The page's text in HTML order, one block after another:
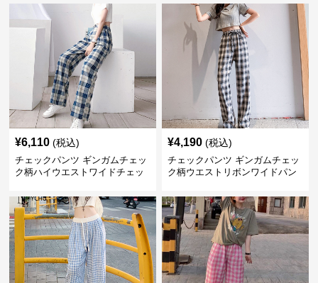
¥6,110 (税込)
チェックパンツ ギンガムチェッ
ク柄ハイウエストワイドチェッ
¥4,190 (税込)
チェックパンツ ギンガムチェッ
ク柄ウエストリボンワイドパン